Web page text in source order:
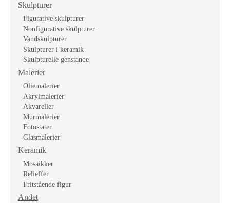
Skulpturer
Figurative skulpturer
Nonfigurative skulpturer
Vandskulpturer
Skulpturer i keramik
Skulpturelle genstande
Malerier
Oliemalerier
Akrylmalerier
Akvareller
Murmalerier
Fotostater
Glasmalerier
Keramik
Mosaikker
Relieffer
Fritstående figur
Andet